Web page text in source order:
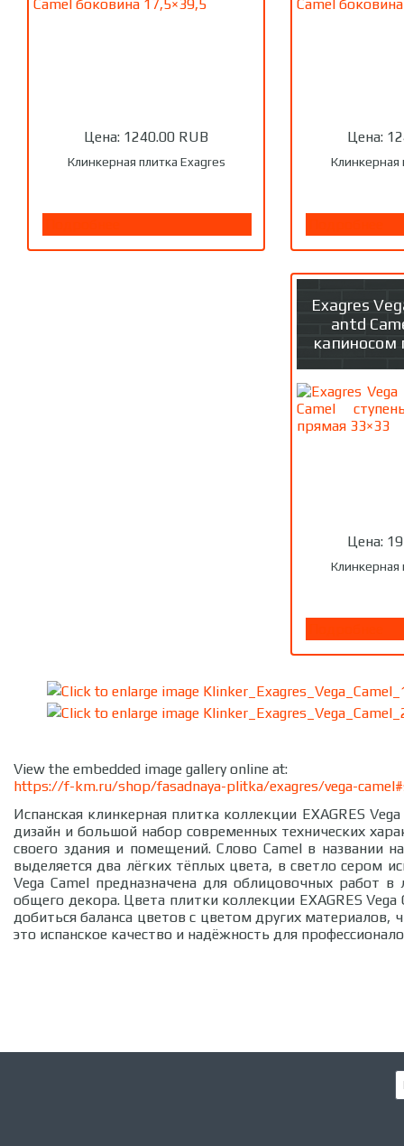
Цена: 1240.00 RUB
Клинкерная плитка Exagres
Цена:
Клинкерная
Exagres
antd
капиносом
Цена:
Клинкерная
View the embedded image gallery online at:
https://f-km.ru/shop/fasadnaya-plitka/exagres/vega-
Испанская клинкерная плитка коллекции EXAGRES
дизайн и большой набор современных технических
своего здания и помещений. Слово Camel в названии
выделяется два лёгких тёплых цвета, в светло сером
Vega Camel предназначена для облицовочных работ
общего декора. Цвета плитки коллекции EXAGRES
добиться баланса цветов с цветом других материалов,
это испанское качество и надёжность для